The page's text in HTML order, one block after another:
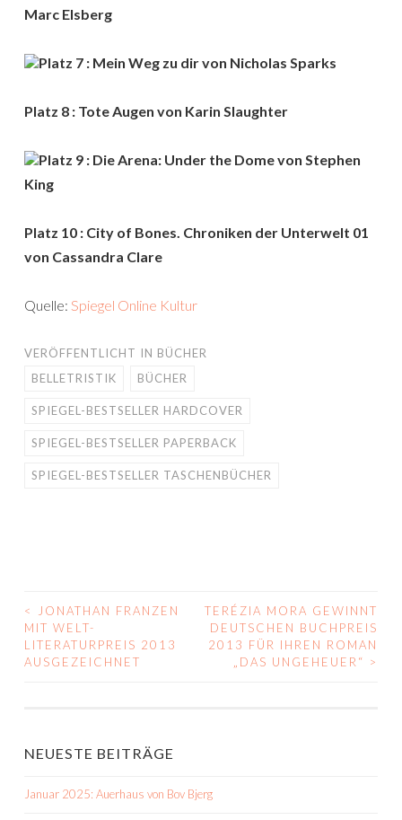
Marc Elsberg
Platz 7 : Mein Weg zu dir von Nicholas Sparks
Platz 8 : Tote Augen von Karin Slaughter
Platz 9 : Die Arena: Under the Dome von Stephen
King
Platz 10 : City of Bones. Chroniken der Unterwelt 01
von Cassandra Clare
Quelle: Spiegel Online Kultur
VERÖFFENTLICHT IN BÜCHER
BELLETRISTIK
BÜCHER
SPIEGEL-BESTSELLER HARDCOVER
SPIEGEL-BESTSELLER PAPERBACK
SPIEGEL-BESTSELLER TASCHENBÜCHER
BEITRAGS-
NAVIGATION
<
JONATHAN FRANZEN
MIT WELT-
LITERATURPREIS 2013
AUSGEZEICHNET
TERÉZIA MORA GEWINNT
DEUTSCHEN BUCHPREIS
2013 FÜR IHREN ROMAN
„DAS UNGEHEUER“ >
NEUESTE BEITRÄGE
Januar 2025: Auerhaus von Bov Bjerg